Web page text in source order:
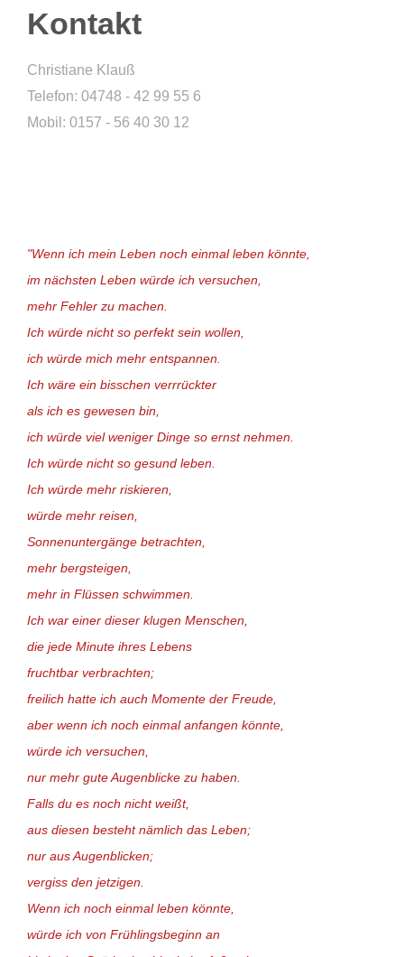
Kontakt
Christiane Klauß
Telefon: 04748 - 42 99 55 6
Mobil: 0157 - 56 40 30 12
"Wenn ich mein Leben noch einmal leben könnte,
im nächsten Leben würde ich versuchen,
mehr Fehler zu machen.
Ich würde nicht so perfekt sein wollen,
ich würde mich mehr entspannen.
Ich wäre ein bisschen verrrückter
als ich es gewesen bin,
ich würde viel weniger Dinge so ernst nehmen.
Ich würde nicht so gesund leben.
Ich würde mehr riskieren,
würde mehr reisen,
Sonnenuntergänge betrachten,
mehr bergsteigen,
mehr in Flüssen schwimmen.
Ich war einer dieser klugen Menschen,
die jede Minute ihres Lebens
fruchtbar verbrachten;
freilich hatte ich auch Momente der Freude,
aber wenn ich noch einmal anfangen könnte,
würde ich versuchen,
nur mehr gute Augenblicke zu haben.
Falls du es noch nicht weißt,
aus diesen besteht nämlich das Leben;
nur aus Augenblicken;
vergiss den jetzigen.
Wenn ich noch einmal leben könnte,
würde ich von Frühlingsbeginn an